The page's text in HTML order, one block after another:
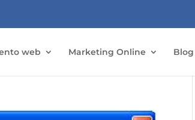
web Marketing Online Blog